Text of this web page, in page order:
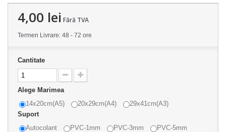
4,00 lei Fără TVA
Termen Livrare: 48 - 72 ore
Cantitate
Alege Marimea
14x20cm(A5)
20x29cm(A4)
29x41cm(A3)
Suport
Autocolant
PVC-1mm PVC-3mm
PVC-5mm